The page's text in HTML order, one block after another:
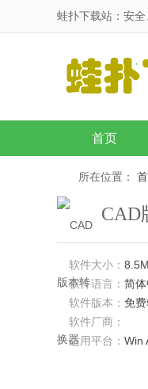
蛙扑下载站：安全
首页
所在位置：
CAD
软件大小：
软件语言： 简
软件版本： 免
软件厂商：
适用平台： Win